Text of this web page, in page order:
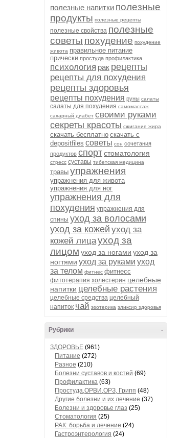
полезные напитки полезные
продукты полезные рецепты
полезные свойства полезные
советы похудение похудение
живота правильное питание
прически простуда профилактика
психология рак рецепты
рецепты для похудения
рецепты здоровья
рецепты похудения руны салаты
салаты для похудения самомассаж
сахарный диабет своими руками
секреты красоты сжигание жира
скачать бесплатно скачать с
depositfiles советы сон сочетания
продуктов спортстоматология
стресс суставы тибетская медицина
травы упражнения
упражнения для живота
упражнения для ног
упражнения для
похудения упражнения для
спины уход за волосами
уход за кожей уход за
кожей лицауход за
лицом уход за ногами уход за
ногтями уход за руками уход
за телом фитнес фитнесс
фитотерапия холестерин целебные
напитки целебные растения
целебные средства целебный
напиток чай эзотерика эликсир здоровья
-
Рубрики
ЗДОРОВЬЕ (961)
Питание (272)
Разное (210)
Болезни суставов и костей (69)
Профилактика (63)
Простуда,ОРВИ,ОРЗ, Грипп (48)
Другие болезни и их лечение (37)
Болезни и здоровье глаз (25)
Стоматология (25)
РАК: борьба и лечение (24)
Гастроэнтерология (24)